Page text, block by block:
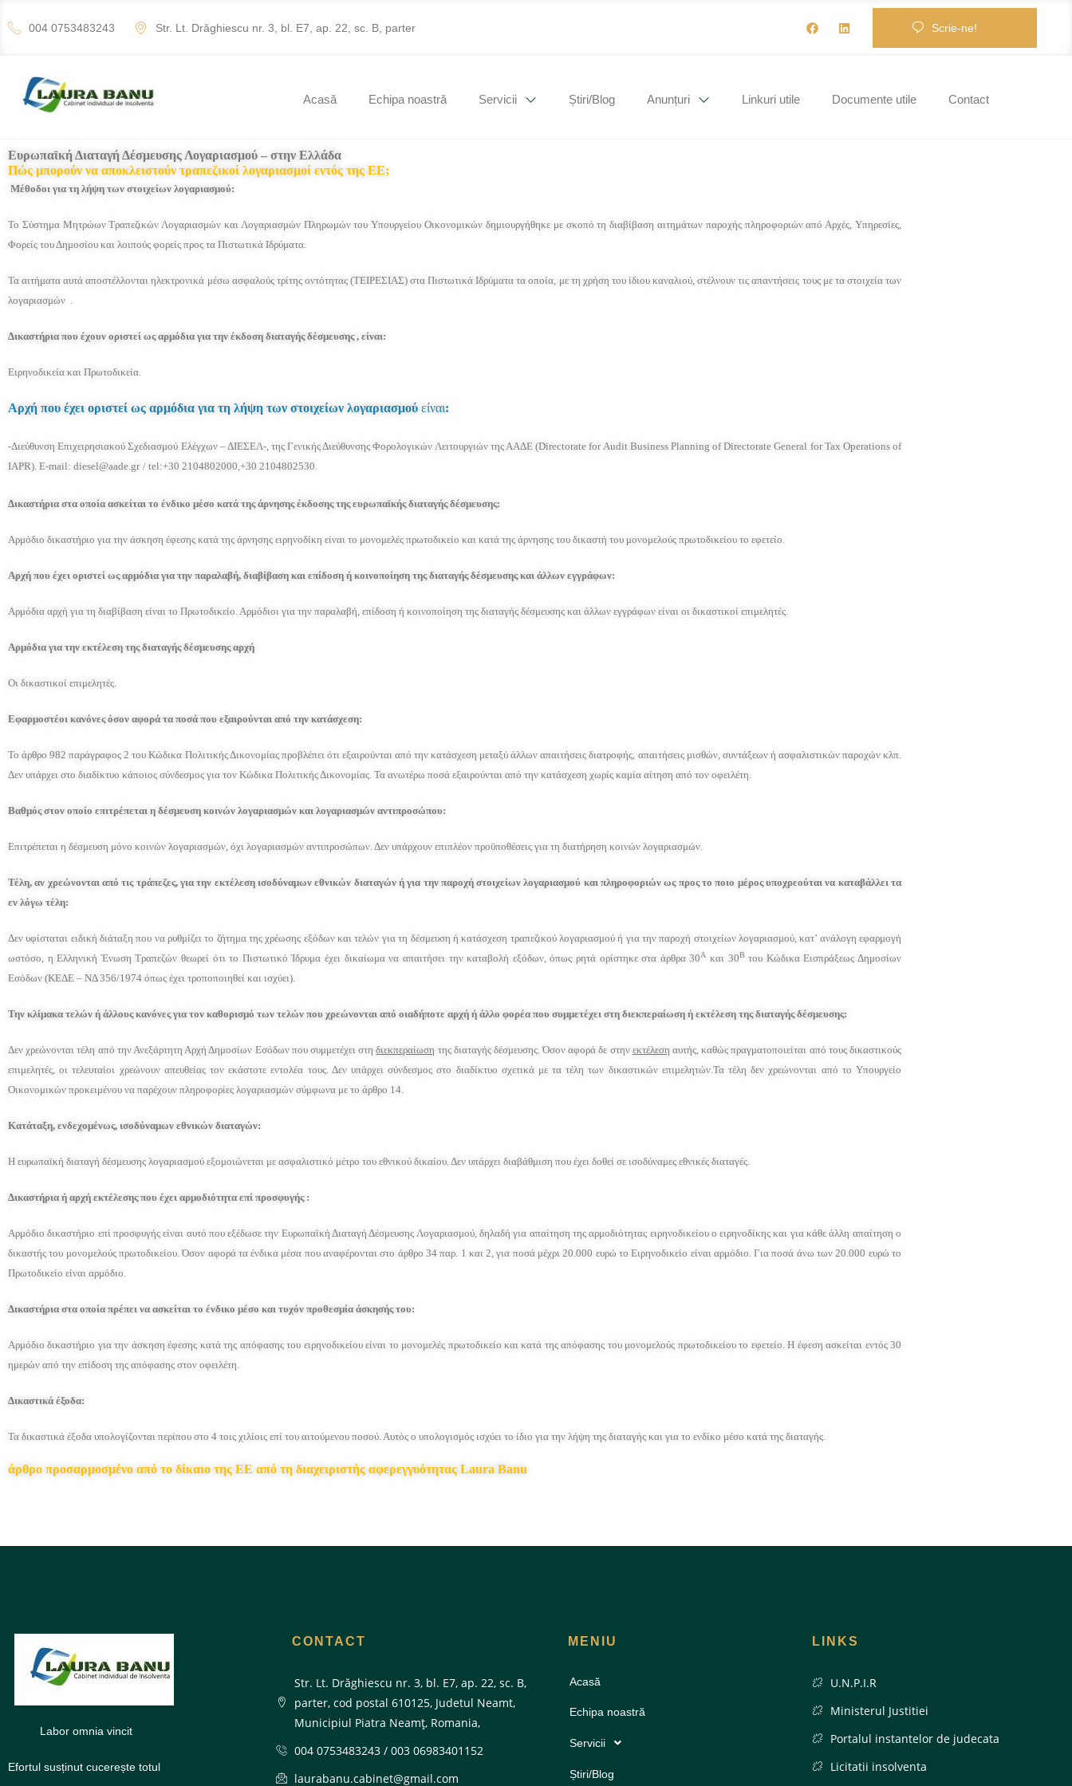
004 0753483243 Str. Lt. Drăghiescu nr. 3, bl. E7, ap. 22, sc. B, parter Scrie-ne!
Acasă Echipa noastră Servicii Știri/Blog Anunțuri Linkuri utile Documente utile Contact
Ευρωπαϊκή Διαταγή Δέσμευσης Λογαριασμού – στην Ελλάδα
Πώς μπορούν να αποκλειστούν τραπεζικοί λογαριασμοί εντός της ΕΕ;
Μέθοδοι για τη λήψη των στοιχείων λογαριασμού:
Το Σύστημα Μητρώων Τραπεζικών Λογαριασμών και Λογαριασμών Πληρωμών του Υπουργείου Οικονομικών δημιουργήθηκε με σκοπό τη διαβίβαση αιτημάτων παροχής πληροφοριών από Αρχές, Υπηρεσίες,
Φορείς του Δημοσίου και λοιπούς φορείς προς τα Πιστωτικά Ιδρύματα.
Τα αιτήματα αυτά αποστέλλονται ηλεκτρονικά μέσω ασφαλούς τρίτης οντότητας (ΤΕΙΡΕΣΙΑΣ) στα Πιστωτικά Ιδρύματα τα οποία, με τη χρήση του ίδιου καναλιού, στέλνουν τις απαντήσεις τους με τα στοιχεία των
λογαριασμών .
Δικαστήρια που έχουν οριστεί ως αρμόδια για την έκδοση διαταγής δέσμευσης , είναι:
Ειρηνοδικεία και Πρωτοδικεία.
Αρχή που έχει οριστεί ως αρμόδια για τη λήψη των στοιχείων λογαριασμού είναι:
-Διεύθυνση Επιχειρησιακού Σχεδιασμού Ελέγχων – ΔΙΕΣΕΛ-, της Γενικής Διεύθυνσης Φορολογικών Λειτουργιών της ΑΑΔΕ (Directorate for Audit Business Planning of Directorate General for Tax Operations of
IAPR). E-mail: diesel@aade.gr / tel:+30 2104802000,+30 2104802530.
Δικαστήρια στα οποία ασκείται το ένδικο μέσο κατά της άρνησης έκδοσης της ευρωπαϊκής διαταγής δέσμευσης:
Αρμόδιο δικαστήριο για την άσκηση έφεσης κατά της άρνησης ειρηνοδίκη είναι το μονομελές πρωτοδικείο και κατά της άρνησης του δικαστή του μονομελούς πρωτοδικείου το εφετείο.
Αρχή που έχει οριστεί ως αρμόδια για την παραλαβή, διαβίβαση και επίδοση ή κοινοποίηση της διαταγής δέσμευσης και άλλων εγγράφων:
Αρμόδια αρχή για τη διαβίβαση είναι το Πρωτοδικείο. Αρμόδιοι για την παραλαβή, επίδοση ή κοινοποίηση της διαταγής δέσμευσης και άλλων εγγράφων είναι οι δικαστικοί επιμελητές.
Αρμόδια για την εκτέλεση της διαταγής δέσμευσης αρχή
Οι δικαστικοί επιμελητές.
Εφαρμοστέοι κανόνες όσον αφορά τα ποσά που εξαιρούνται από την κατάσχεση:
Το άρθρο 982 παράγραφος 2 του Κώδικα Πολιτικής Δικονομίας προβλέπει ότι εξαιρούνται από την κατάσχεση μεταξύ άλλων απαιτήσεις διατροφής, απαιτήσεις μισθών, συντάξεων ή ασφαλιστικών παροχών κλπ.
Δεν υπάρχει στο διαδίκτυο κάποιος σύνδεσμος για τον Κώδικα Πολιτικής Δικονομίας. Τα ανωτέρω ποσά εξαιρούνται από την κατάσχεση χωρίς καμία αίτηση από τον οφειλέτη.
Βαθμός στον οποίο επιτρέπεται η δέσμευση κοινών λογαριασμών και λογαριασμών αντιπροσώπου:
Επιτρέπεται η δέσμευση μόνο κοινών λογαριασμών, όχι λογαριασμών αντιπροσώπων. Δεν υπάρχουν επιπλέον προϋποθέσεις για τη διατήρηση κοινών λογαριασμών.
Τέλη, αν χρεώνονται από τις τράπεζες, για την εκτέλεση ισοδύναμων εθνικών διαταγών ή για την παροχή στοιχείων λογαριασμού και πληροφοριών ως προς το ποιο μέρος υποχρεούται να καταβάλλει τα
εν λόγω τέλη:
Δεν υφίσταται ειδική διάταξη που να ρυθμίζει το ζήτημα της χρέωσης εξόδων και τελών για τη δέσμευση ή κατάσχεση τραπεζικού λογαριασμού ή για την παροχή στοιχείων λογαριασμού, κατ’ ανάλογη εφαρμογή
ωστόσο, η Ελληνική Ένωση Τραπεζών θεωρεί ότι το Πιστωτικό Ίδρυμα έχει δικαίωμα να απαιτήσει την καταβολή εξόδων, όπως ρητά ορίστηκε στα άρθρα 30Α και 30Β του Κώδικα Εισπράξεως Δημοσίων
Εσόδων (ΚΕΔΕ – ΝΔ 356/1974 όπως έχει τροποποιηθεί και ισχύει).
Την κλίμακα τελών ή άλλους κανόνες για τον καθορισμό των τελών που χρεώνονται από οιαδήποτε αρχή ή άλλο φορέα που συμμετέχει στη διεκπεραίωση ή εκτέλεση της διαταγής δέσμευσης:
Δεν χρεώνονται τέλη από την Ανεξάρτητη Αρχή Δημοσίων Εσόδων που συμμετέχει στηδιεκπεραίωση της διαταγής δέσμευσης. Όσον αφορά δε στην εκτέλεση αυτής, καθώς πραγματοποιείται από τους δικαστικούς
επιμελητές, οι τελευταίοι χρεώνουν απευθείας τον εκάστοτε εντολέα τους. Δεν υπάρχει σύνδεσμος στο διαδίκτυο σχετικά με τα τέλη των δικαστικών επιμελητών.Τα τέλη δεν χρεώνονται από το Υπουργείο
Οικονομικών προκειμένου να παρέχουν πληροφορίες λογαριασμών σύμφωνα με το άρθρο 14.
Κατάταξη, ενδεχομένως, ισοδύναμων εθνικών διαταγών:
Η ευρωπαϊκή διαταγή δέσμευσης λογαριασμού εξομοιώνεται με ασφαλιστικό μέτρο του εθνικού δικαίου. Δεν υπάρχει διαβάθμιση που έχει δοθεί σε ισοδύναμες εθνικές διαταγές.
Δικαστήρια ή αρχή εκτέλεσης που έχει αρμοδιότητα επί προσφυγής :
Αρμόδιο δικαστήριο επί προσφυγής είναι αυτό που εξέδωσε την Ευρωπαϊκή Διαταγή Δέσμευσης Λογαριασμού, δηλαδή για απαίτηση της αρμοδιότητας ειρηνοδικείου ο ειρηνοδίκης και για κάθε άλλη απαίτηση ο
δικαστής του μονομελούς πρωτοδικείου. Όσον αφορά τα ένδικα μέσα που αναφέρονται στο άρθρο 34 παρ. 1 και 2, για ποσά μέχρι 20.000 ευρώ το Ειρηνοδικείο είναι αρμόδιο. Για ποσά άνω των 20.000 ευρώ το
Πρωτοδικείο είναι αρμόδιο.
Δικαστήρια στα οποία πρέπει να ασκείται το ένδικο μέσο και τυχόν προθεσμία άσκησής του:
Αρμόδιο δικαστήριο για την άσκηση έφεσης κατά της απόφασης του ειρηνοδικείου είναι το μονομελές πρωτοδικείο και κατά της απόφασης του μονομελούς πρωτοδικείου το εφετείο. Η έφεση ασκείται εντός 30
ημερών από την επίδοση της απόφασης στον οφειλέτη.
Δικαστικά έξοδα:
Τα δικαστικά έξοδα υπολογίζονται περίπου στο 4 τοις χιλίοις επί του αιτούμενου ποσού. Αυτός ο υπολογισμός ισχύει το ίδιο για την λήψη της διαταγής και για το ενδίκο μέσο κατά της διαταγής.
άρθρο προσαρμοσμένο από το δίκαιο της ΕΕ από τη διαχειριστής αφερεγγυότητας Laura Banu
Labor omnia vincit
Efortul susținut cucerește totul
CONTACT
Str. Lt. Drăghiescu nr. 3, bl. E7, ap. 22, sc. B,
parter, cod postal 610125, Judetul Neamt,
Municipiul Piatra Neamţ, Romania,
004 0753483243 / 003 06983401152
laurabanu.cabinet@gmail.com
MENIU
Acasă
Echipa noastră
Servicii
Știri/Blog
LINKS
U.N.P.I.R
Ministerul Justitiei
Portalul instantelor de judecata
Licitatii insolventa